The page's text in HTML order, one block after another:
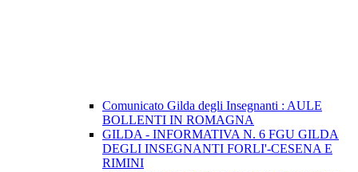
Comunicato Gilda degli Insegnanti : AULE
BOLLENTI IN ROMAGNA
GILDA - INFORMATIVA N. 6 FGU GILDA
DEGLI INSEGNANTI FORLI'-CESENA E
RIMINI